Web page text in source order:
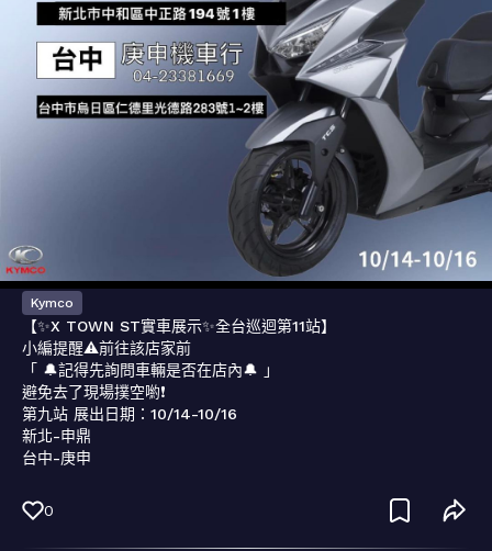
Kymco
【✨X TOWN ST實車展示✨全台巡迴第11站】
小編提醒⚠️前往該店家前
「 🔔記得先詢問車輛是否在店內🔔 」
避免去了現場撲空喲❗️
第九站 展出日期：10/14-10/16
新北-申鼎
台中-庚申
0